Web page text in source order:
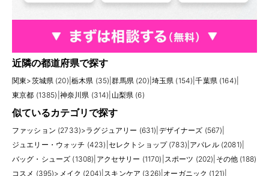
近隣の都道府県で探す
関東>茨城県 (20) 栃木県 (35) |群馬県 (20) 埼玉県 (154) |千葉県 (164)
東京都 (1385) 神奈川県 (314) 山梨県 (6)
似ているカテゴリで探す
ファッション (2733)>ラグジュアリー (631) デザイナーズ (567)
ジュエリー・ウォッチ (423) セレクトショップ (783) アパレル (2081)
バッグ・シューズ (1308) アクセサリー (1170) スポーツ (202) その他 (188)
コスメ (395)> メイク (204) スキンケア (326) オーガニック (121)